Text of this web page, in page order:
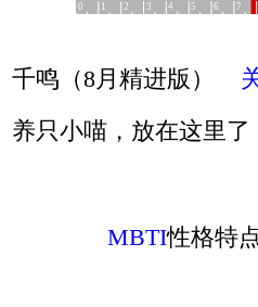
0 1 2 3 4 5 6 7
千鸣（8月精进版）
养只小喵，放在这里了
MBTI性格特